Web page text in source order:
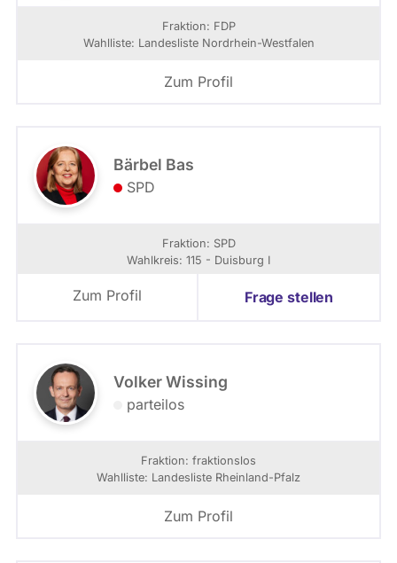
Fraktion: FDP
Wahlliste: Landesliste Nordrhein-Westfalen
Zum Profil
Bärbel Bas
SPD
Fraktion: SPD
Wahlkreis: 115 - Duisburg I
Zum Profil Frage stellen
Volker Wissing
parteilos
Fraktion: fraktionslos
Wahlliste: Landesliste Rheinland-Pfalz
Zum Profil